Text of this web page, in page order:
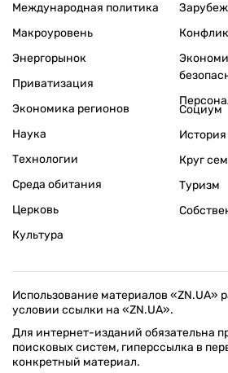
Международная политика
Макроуровень
Энергорынок
Приватизация
Экономика регионов
Наука
Технологии
Среда обитания
Церковь
Культура
Социум
История
Круг
Туризм
Использование материалов «ZN.UA»
условии ссылки на «ZN.UA».
Для интернет-изданий обязательна
поисковых систем, гиперссылка в
конкретный материал.